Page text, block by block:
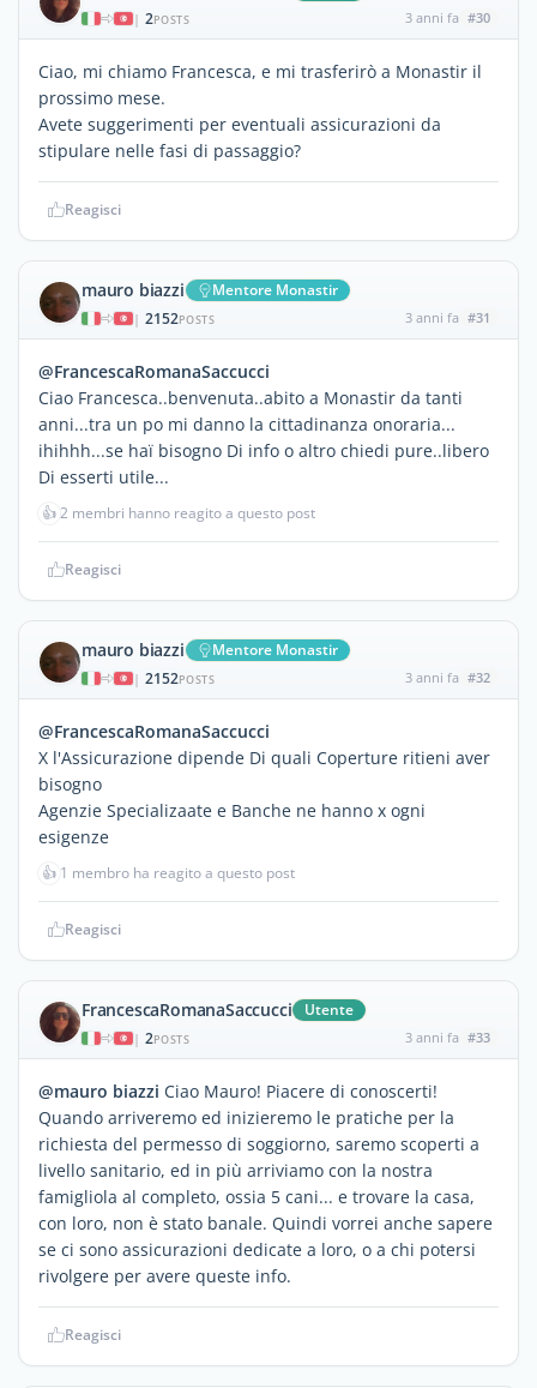
| 2POSTS 3 anni fa #30
Ciao, mi chiamo Francesca, e mi trasferirò a Monastir il
prossimo mese.
Avete suggerimenti per eventuali assicurazioni da
stipulare nelle fasi di passaggio?
Reagisci
mauro biazzi Mentore Monastir
| 2152POSTS 3 anni fa #31
@FrancescaRomanaSaccucci
Ciao Francesca..benvenuta..abito a Monastir da tanti
anni...tra un po mi danno la cittadinanza onoraria...
ihihhh...se haï bisogno Di info o altro chiedi pure..libero
Di esserti utile...
👍2 membri hanno reagito a questo post
Reagisci
mauro biazzi Mentore Monastir
| 2152POSTS 3 anni fa #32
@FrancescaRomanaSaccucci
X l'Assicurazione dipende Di quali Coperture ritieni aver
bisogno
Agenzie Specializaate e Banche ne hanno x ogni
esigenze
👍 1 membro ha reagito a questo post
Reagisci
FrancescaRomanaSaccucci Utente
| 2POSTS 3 anni fa #33
@mauro biazzi Ciao Mauro! Piacere di conoscerti!
Quando arriveremo ed inizieremo le pratiche per la
richiesta del permesso di soggiorno, saremo scoperti a
livello sanitario, ed in più arriviamo con la nostra
famigliola al completo, ossia 5 cani... e trovare la casa,
con loro, non è stato banale. Quindi vorrei anche sapere
se ci sono assicurazioni dedicate a loro, o a chi potersi
rivolgere per avere queste info.
Reagisci